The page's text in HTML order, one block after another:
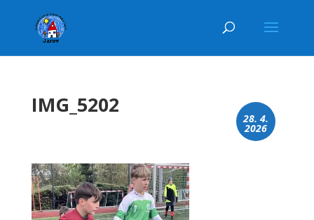
IMG_5202
28. 4.
2026